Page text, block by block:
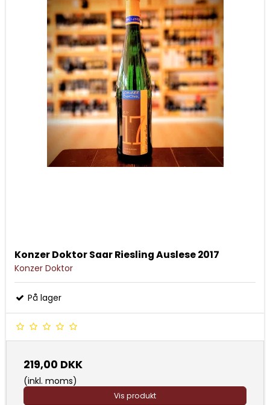
Konzer Doktor Saar Riesling Auslese 2017
Konzer Doktor
På lager
219,00 DKK
(inkl. moms)
Vis produkt